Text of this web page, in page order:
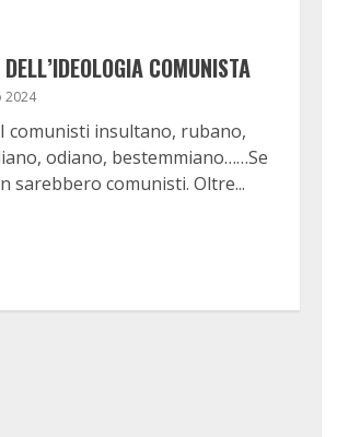
COMUNISTA
2024
comunisti insultano, rubano,
odiano, bestemmiano……Se
sarebbero comunisti. Oltre...